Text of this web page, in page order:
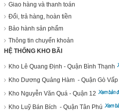
Giao hàng và thanh toán
Đổi, trả hàng, hoàn tiền
Bảo hành sản phẩm
Thông tin chuyển khoản
HỆ THỐNG KHO BÃI
Kho Lê Quang Định - Quận Bình Thạnh
Kho Dương Quảng Hàm - Quận Gò Vấp
Kho Nguyễn Văn Quá - Quận 12
Kho Luỹ Bán Bích - Quận Tân Phú